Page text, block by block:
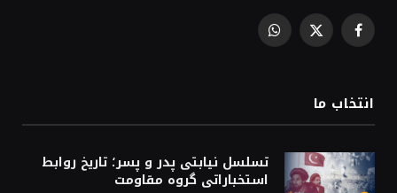
Facebook
X
WhatsApp
انتخاب ما
تسلسل نیابتی پدر و پسر؛ تاریخ روابط
استخباراتی گروه مقاومت